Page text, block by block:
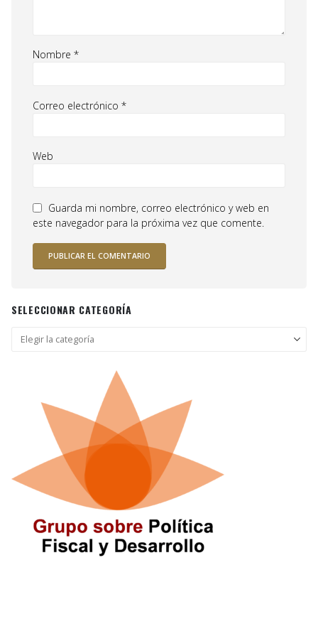
Nombre *
Correo electrónico *
Web
Guarda mi nombre, correo electrónico y web en
este navegador para la próxima vez que comente.
SELECCIONAR CATEGORÍA
Seleccionar
categoría